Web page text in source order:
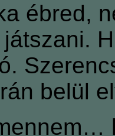
ébred,
belül